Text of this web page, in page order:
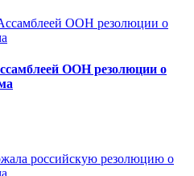
ООН резолюции о